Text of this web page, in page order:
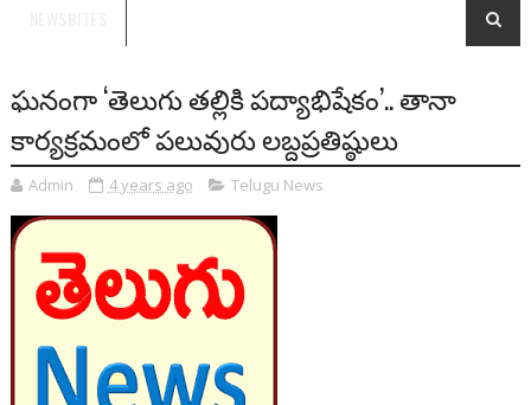
ఘనంగా ‘తెలుగు తల్లికి పద్యాభిషేకం’.. తానా
కార్యక్రమంలో పలువురు లబ్దప్రతిష్ఠులు
Admin 4 years ago Telugu News